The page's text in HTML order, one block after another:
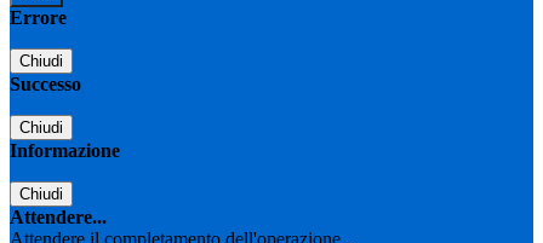
Errore
Chiudi
Successo
Chiudi
Informazione
Chiudi
Attendere...